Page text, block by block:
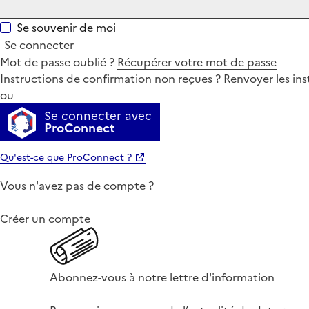
Se souvenir de moi
Se connecter
Mot de passe oublié ? Récupérer votre mot de passe
Instructions de confirmation non reçues ? Renvoyer les
ou
Se connecter avec
ProConnect
Qu'est-ce que ProConnect ?
Vous n'avez pas de compte ?
Créer un compte
Abonnez-vous à notre lettre d'information